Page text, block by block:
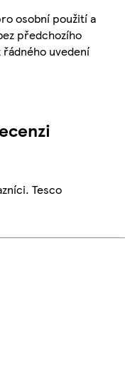
osobní použití a
předchozího
řádného uvedení
Tesco